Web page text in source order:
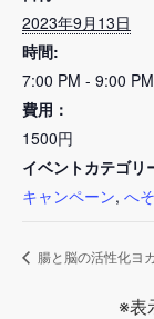
2023年9月13日
時間:
7:00 PM - 9:00 PM
費用：
1500円
イベントカテゴリ
キャンペーン, へ
腸と脳の活性化ヨ
※表